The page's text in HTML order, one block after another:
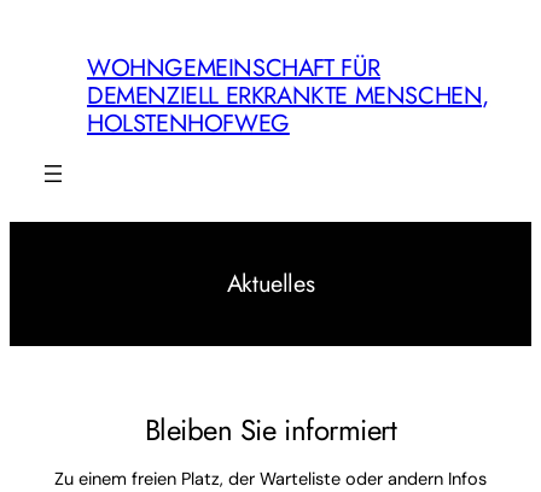
WOHNGEMEINSCHAFT FÜR
DEMENZIELL ERKRANKTE MENSCHEN,
HOLSTENHOFWEG
Aktuelles
Bleiben Sie informiert
Zu einem freien Platz, der Warteliste oder andern Infos